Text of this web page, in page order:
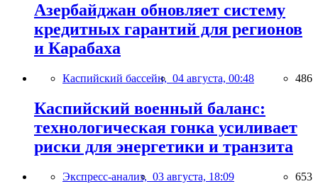
Азербайджан обновляет систему
кредитных гарантий для регионов
и Карабаха
Каспийский бассейн, 04 августа, 00:48 486
Каспийский военный баланс:
технологическая гонка усиливает
риски для энергетики и транзита
Экспресс-анализ, 03 августа, 18:09 653